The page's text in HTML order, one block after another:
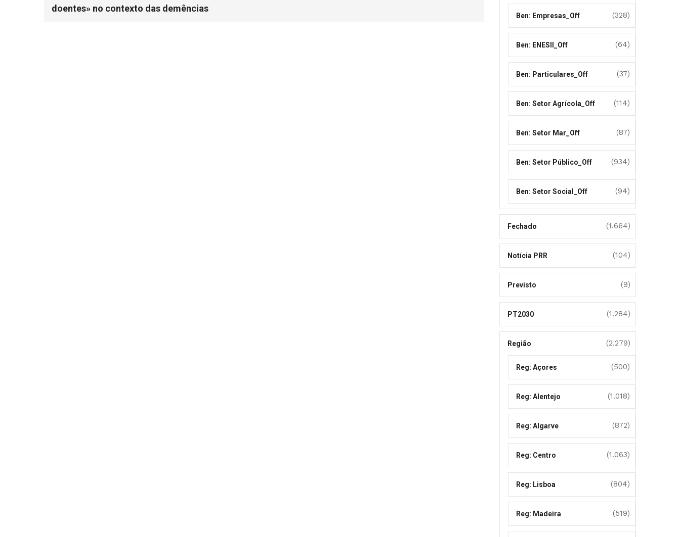
doentes» no contexto das demências
Ben: Empresas_Off (328)
Ben: ENESII_Off (64)
Ben: Particulares_Off (37)
Ben: Setor Agrícola_Off (114)
Ben: Setor Mar_Off (87)
Ben: Setor Público_Off (934)
Ben: Setor Social_Off (94)
Fechado (1.664)
Notícia PRR (104)
Previsto (9)
PT2030 (1.284)
Região (2.279)
Reg: Açores (500)
Reg: Alentejo (1.018)
Reg: Algarve (872)
Reg: Centro (1.063)
Reg: Lisboa (804)
Reg: Madeira (519)